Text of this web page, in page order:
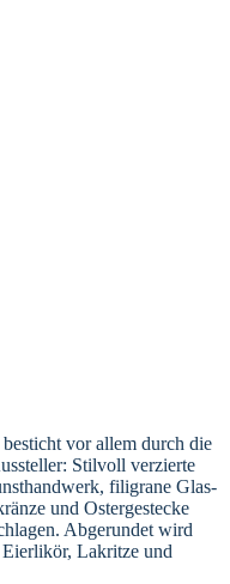
vor allem durch die
Stilvoll verzierte
filigrane Glas-
und Ostergestecke
Abgerundet wird
Lakritze und